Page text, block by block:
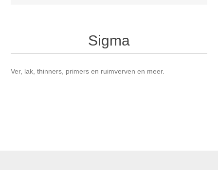
Sigma
Ver, lak, thinners, primers en ruimverven en meer.